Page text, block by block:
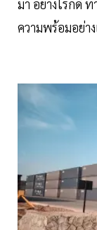
มา อย่างไรก็ดี
ความพร้อมอย่า